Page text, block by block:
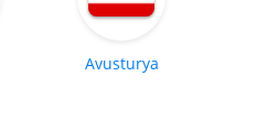
Avusturya